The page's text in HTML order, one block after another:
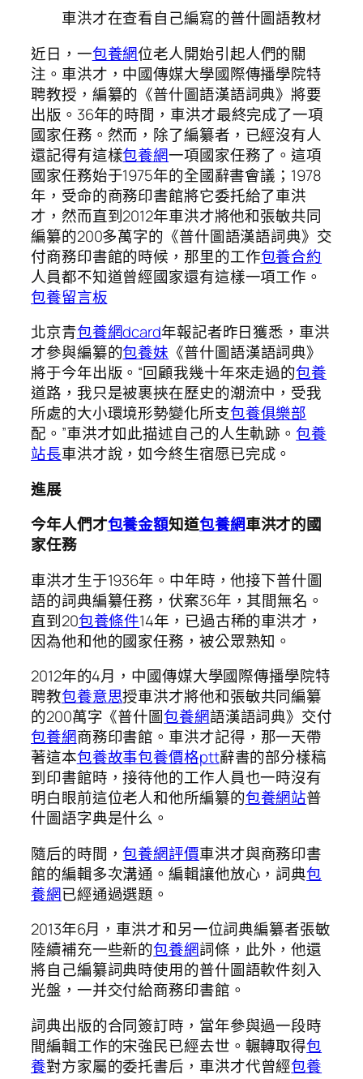
車洪才在查看自己編寫的普什圖語教材
近日，一包養網位老人開始引起人們的關
注。車洪才，中國傳媒大學國際傳播學院特
聘教授，編纂的《普什圖語漢語詞典》將要
出版。36年的時間，車洪才最終完成了一項
國家任務。然而，除了編纂者，已經沒有人
還記得有這樣包養網一項國家任務了。這項
國家任務始于1975年的全國辭書會議；1978
年，受命的商務印書館將它委托給了車洪
才，然而直到2012年車洪才將他和張敏共同
編纂的200多萬字的《普什圖語漢語詞典》交
付商務印書館的時候，那里的工作包養合約
人員都不知道曾經國家還有這樣一項工作。
包養留言板
北京青包養網dcard年報記者昨日獲悉，車洪
才參與編纂的包養妹 《普什圖語漢語詞典》
將于今年出版。“回顧我幾十年來走過的包養
道路，我只是被裹挾在歷史的潮流中，受我
所處的大小環境形勢變化所支包養俱樂部
配。”車洪才如此描述自己的人生軌跡。包養
站長車洪才說，如今終生宿愿已完成。
進展
今年人們才包養金額知道包養網車洪才的國
家任務
車洪才生于1936年。中年時，他接下普什圖
語的詞典編纂任務，伏案36年，其間無名。
直到20包養條件14年，已過古稀的車洪才，
因為他和他的國家任務，被公眾熟知。
2012年的4月，中國傳媒大學國際傳播學院特
聘教包養意思授車洪才將他和張敏共同編纂
的200萬字《普什圖包養網語漢語詞典》交付
包養網商務印書館。車洪才記得，那一天帶
著這本包養故事包養價格ptt辭書的部分樣稿
到印書館時，接待他的工作人員也一時沒有
明白眼前這位老人和他所編纂的包養網站普
什圖語字典是什么。
隨后的時間，包養網評價車洪才與商務印書
館的編輯多次溝通。編輯讓他放心，詞典包
養網已經通過選題。
2013年6月，車洪才和另一位詞典編纂者張敏
陸續補充一些新的包養網詞條，此外，他還
將自己編纂詞典時使用的普什圖語軟件刻入
光盤，一并交付給商務印書館。
詞典出版的合同簽訂時，當年參與過一段時
間編輯工作的宋強民已經去世。輾轉取得包
養對方家屬的委托書后，車洪才代曾經包養